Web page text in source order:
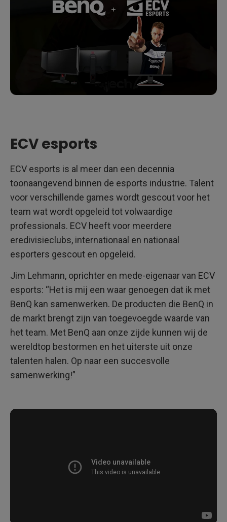
ECV esports
ECV esports is al meer dan een decennia
toonaangevend binnen de esports industrie. Talent
voor verschillende games wordt gescout voor het
team wat wordt opgeleid tot volwaardige
professionals. ECV heeft voor meerdere
eredivisieclubs, internationaal en nationaal
esporters gescout en opgeleid.
Jim Lehmann, oprichter en mede-eigenaar van ECV
esports: “Het is mij een waar genoegen dat ik met
BenQ kan samenwerken. De producten die BenQ in
de markt brengt zijn van toegevoegde waarde van
het team. Met BenQ aan onze zijde kunnen wij de
wereldtop bestormen en het uiterste uit onze
talenten halen. Op naar een succesvolle
samenwerking!”